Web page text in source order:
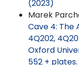
(2023)
Marek
Cave 4: The
4Q202,
Oxford
552 + plates.